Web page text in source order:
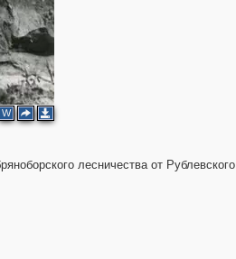
W
лесничества от Рублевского